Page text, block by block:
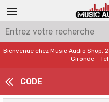
Bienvenue chez Music Audio Shop.
Gironde -
CODE